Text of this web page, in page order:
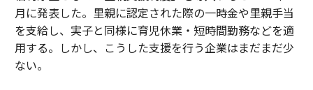
月に発表した。里親に認定された際の一時金や里親手当
を支給し、実子と同様に育児休業・短時間勤務などを適
用する。しかし、こうした支援を行う企業はまだまだ少
ない。